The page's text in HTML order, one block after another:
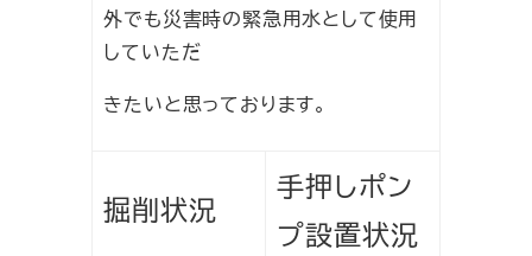
外でも災害時の緊急用水として使用
していただ
きたいと思っております。
掘削状況
手押しポン
プ設置状況